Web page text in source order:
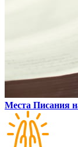
Места Писания